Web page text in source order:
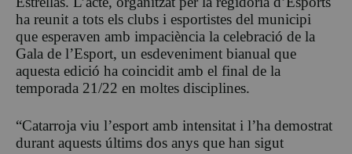
ha reunit a tots els clubs i esportistes del municipi
que esperaven amb impaciència la celebració de la
Gala de l’Esport, un esdeveniment bianual que
aquesta edició ha coincidit amb el final de la
temporada 21/22 en moltes disciplines.
“Catarroja viu l’esport amb intensitat i l’ha demostrat
durant aquests últims dos anys que han sigut